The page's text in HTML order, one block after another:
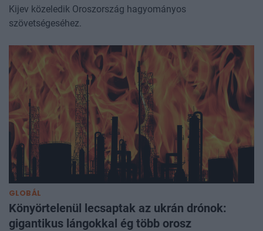
Kijev közeledik Oroszország hagyományos
szövetségeséhez.
GLOBÁL
Könyörtelenül lecsaptak az ukrán drónok:
gigantikus lángokkal ég több orosz